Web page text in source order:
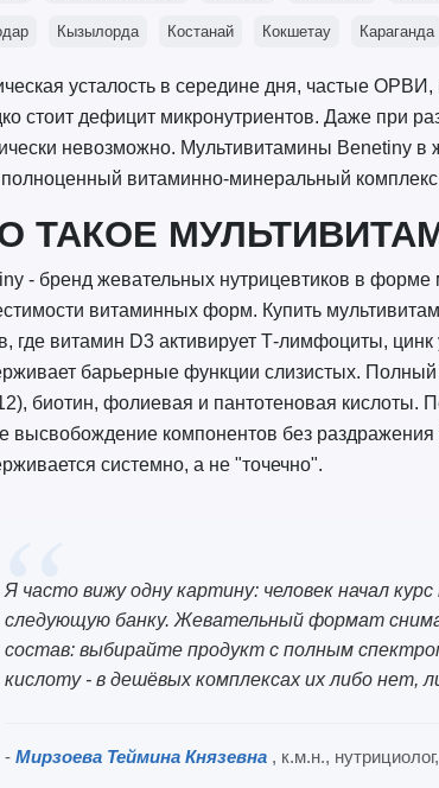
Кызылорда Костанай Кокшетау Караганда
усталость в середине дня, частые
стоит дефицит микронутриентов. Даже при
невозможно. Мультивитамины Benetiny в
полноценный витаминно-минеральный комплекс
ТАКОЕ
- бренд жевательных нутрицевтиков в
витаминных форм. Купить
где витамин D3 активирует Т-лимфоциты, цинк
барьерные функции слизистых.
биотин, фолиевая и пантотеновая кислоты.
высвобождение компонентов без
системно, а не "точечно".
Я часто вижу одну картину: человек начал
следующую банку. Жевательный формат
состав: выбирайте продукт с полным
кислоту - в дешёвых комплексах их либо нет,
-Мирзоева Теймина Князевна , к.м.н.,